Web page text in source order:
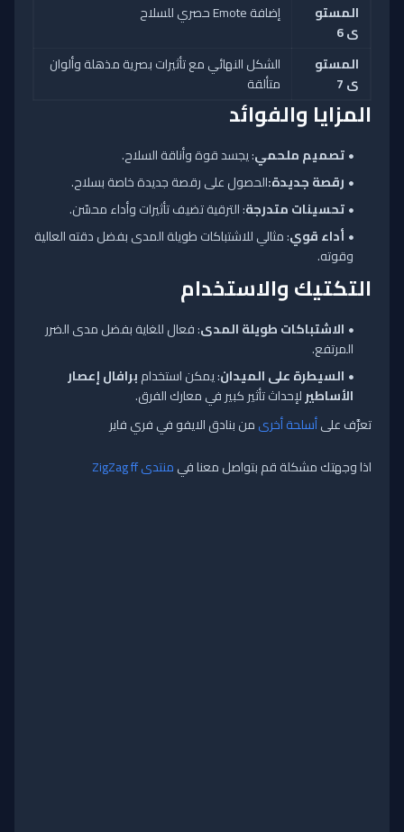
المستو
ى 6
إضافة Emote حصري للسلاح
المستو
ى 7
الشكل النهائي مع تأثيرات بصرية مذهلة وألوان
متألقة
المزايا والفوائد
تصميم ملحمي: يجسد قوة وأناقة السلاح.
رقصة جديدة:الحصول على رقصة جديدة خاصة بسلاح.
تحسينات متدرجة: الترقية تضيف تأثيرات وأداء محسّن.
أداء قوي: مثالي للاشتباكات طويلة المدى بفضل دقته العالية
وقوته.
التكتيك والاستخدام
الاشتباكات طويلة المدى: فعال للغاية بفضل مدى الضرر
المرتفع.
السيطرة على الميدان: يمكن استخدامبرافال إعصار
الأساطيرلإحداث تأثير كبير في معارك الفرق.
تعرَّف علىأسلحة أخرىمن بنادق الايفو في فري فاير
اذا وجهتك مشكلة قم بتواصل معنا فيمنتدى ZigZag ff